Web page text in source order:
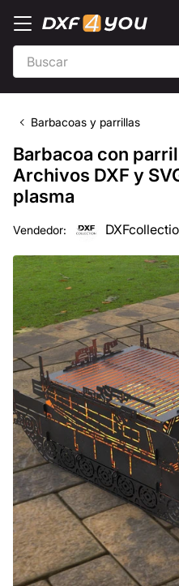
Barbacoas y parrillas
Barbacoa con
Archivos DXF y
plasma
Vendedor: